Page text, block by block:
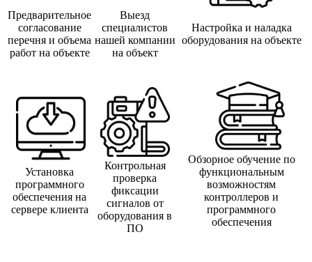
Предварительное
согласование
перечня и объема
работ на объекте
Выезд
специалистов
нашей компании
на объект
Настройка и наладка
оборудования на объекте
Установка
программного
обеспечения на
сервере клиента
Контрольная
проверка
фиксации
сигналов от
оборудования в
ПО
Обзорное обучение по
функциональным
возможностям
контроллеров и
программного
обеспечения